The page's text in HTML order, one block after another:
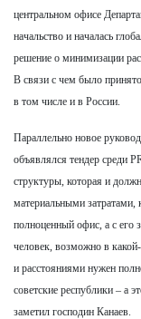
центральном офисе
начальство и началась
решение о минимизации
В связи с чем было
в том числе и в России.
Параллельно новое
объявлялся тендер среди
структуры, которая и
материальными
полноценный офис, а с его
человек, возможно в
и расстояниями нужен
советские республики – а
заметил господин Канаев.